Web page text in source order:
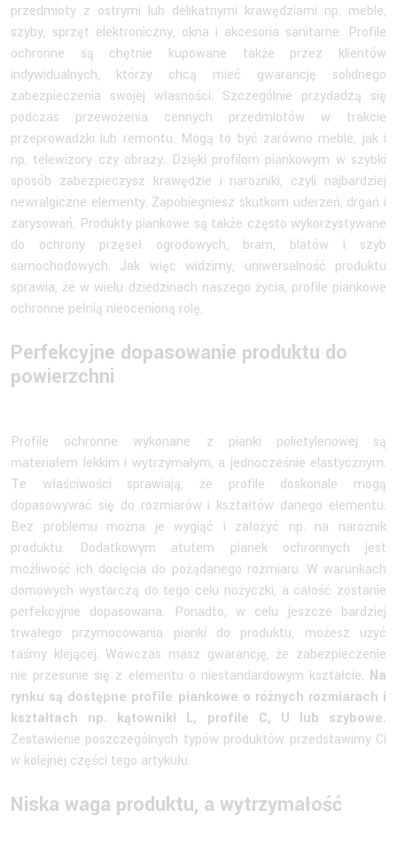
przedmioty z ostrymi lub delikatnymi krawędziami np. meble,
szyby, sprzęt elektroniczny, okna i akcesoria sanitarne. Profile
ochronne są chętnie kupowane także przez klientów
indywidualnych, którzy chcą mieć gwarancję solidnego
zabezpieczenia swojej własności. Szczególnie przydadzą się
podczas przewożenia cennych przedmiotów w trakcie
przeprowadzki lub remontu. Mogą to być zarówno meble, jak i
np. telewizory czy obrazy. Dzięki profilom piankowym w szybki
sposób zabezpieczysz krawędzie i narożniki, czyli najbardziej
newralgiczne elementy. Zapobiegniesz skutkom uderzeń, drgań i
zarysowań. Produkty piankowe są także często wykorzystywane
do ochrony przęseł ogrodowych, bram, blatów i szyb
samochodowych. Jak więc widzimy, uniwersalność produktu
sprawia, że w wielu dziedzinach naszego życia, profile piankowe
ochronne pełnią nieocenioną rolę.
Perfekcyjne dopasowanie produktu do
powierzchni
Profile ochronne wykonane z pianki polietylenowej są
materiałem lekkim i wytrzymałym, a jednocześnie elastycznym.
Te właściwości sprawiają, że profile doskonale mogą
dopasowywać się do rozmiarów i kształtów danego elementu.
Bez problemu można je wygiąć i założyć np. na narożnik
produktu. Dodatkowym atutem pianek ochronnych jest
możliwość ich docięcia do pożądanego rozmiaru. W warunkach
domowych wystarczą do tego celu nożyczki, a całość zostanie
perfekcyjnie dopasowana. Ponadto, w celu jeszcze bardziej
trwałego przymocowania pianki do produktu, możesz użyć
taśmy klejącej. Wówczas masz gwarancję, że zabezpieczenie
nie przesunie się z elementu o niestandardowym kształcie. Na
rynku są dostępne profile piankowe o różnych rozmiarach i
kształtach np. kątowniki L, profile C, U lub szybowe.
Zestawienie poszczególnych typów produktów przedstawimy Ci
w kolejnej części tego artykułu.
Niska waga produktu, a wytrzymałość